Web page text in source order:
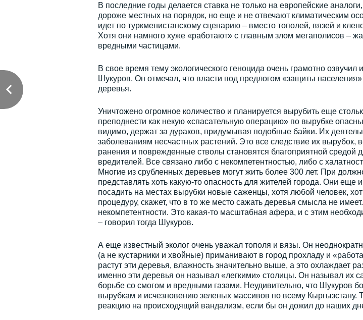
В последние годы делается ставка не только на европейские
дороже местных на порядок, но еще и не отвечают климатическим
идет по туркменистанскому сценарию – вместо тополей, вязей и
Хотя они намного хуже «работают» с главным злом мегаполисов –
вредными частицами.
В свое время тему экологического геноцида очень грамотно озвучил
Шукуров. Он отмечал, что власти под предлогом «защиты населения»
деревья.
Уничтожено огромное количество и планируется вырубить еще
преподнести как некую «спасательную операцию» по вырубке
видимо, держат за дураков, придумывая подобные байки. Их
заболеваниям несчастных растений. Это все следствие их
ранения и поврежденные стволы становятся благоприятной средой
вредителей. Все связано либо с некомпетентностью, либо с
Многие из срубленных деревьев могут жить более 300 лет. При
представлять хоть какую-то опасность для жителей города. Они еще
посадить на местах вырубки новые саженцы, хотя любой человек,
процедуру, скажет, что в то же место сажать деревья смысла не
некомпетентности. Это какая-то масштабная афера, и с этим
– говорил тогда Шукуров.
А еще известный эколог очень уважал тополя и вязы. Он
(а не кустарники и хвойные) приманивают в город прохладу и
растут эти деревья, влажность значительно выше, а это охлаждает
именно эти деревья он называл «легкими» столицы. Он называл их
борьбе со смогом и вредными газами. Неудивительно, что Шукуров
вырубкам и исчезновению зеленых массивов по всему Кыргызстану.
реакцию на происходящий вандализм, если бы он дожил до наших